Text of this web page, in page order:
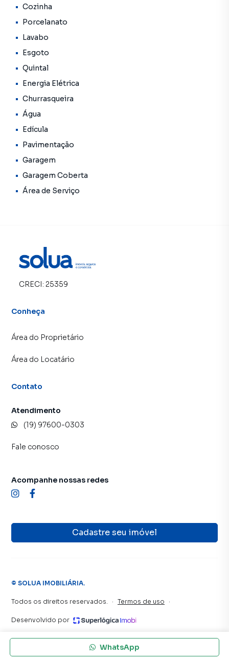
Reservamos o direito de qualquer erro de digitação.
Cozinha
Porcelanato
Lavabo
Esgoto
Quintal
Energia Elétrica
Churrasqueira
Água
Edícula
Pavimentação
Garagem
Garagem Coberta
Área de Serviço
WhatsApp
CRECI: 25359
Conheça
Área do Proprietário
Área do Locatário
Contato
Atendimento
(19) 97600-0303
Fale conosco
Cadastre seu imóvel
Acompanhe nossas redes
© SOLUA IMOBILIÁRIA.
Todos os direitos reservados. · Termos de uso ·
Desenvolvido por